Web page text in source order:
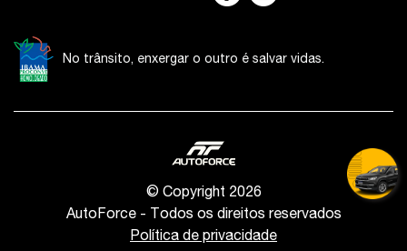
No trânsito, enxergar o outro é salvar vidas.
© Copyright 2026
AutoForce - Todos os direitos reservados
Política de privacidade